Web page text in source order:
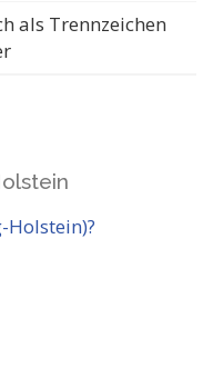
als Trennzeichen